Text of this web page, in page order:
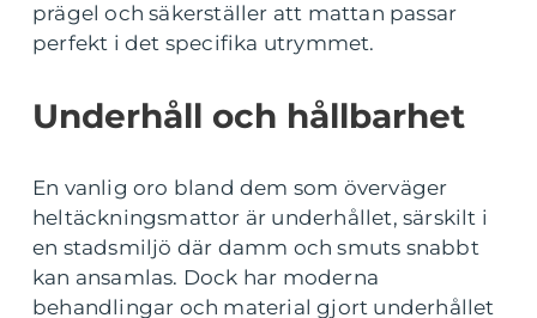
prägel och säkerställer att mattan passar
perfekt i det specifika utrymmet.
Underhåll och hållbarhet
En vanlig oro bland dem som överväger
heltäckningsmattor är underhållet, särskilt i
en stadsmiljö där damm och smuts snabbt
kan ansamlas. Dock har moderna
behandlingar och material gjort underhållet